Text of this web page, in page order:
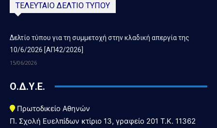
ΤΕΛΕΥΤΑΙΟ ΔΕΛΤΙΟ ΤΥΠΟΥ
Δελτίο τύπου για τη συμμετοχή στην κλαδική απεργία της
10/6/2026 [ΑΠ42/2026]
15/06/2026
Ο.Δ.Υ.Ε.
Πρωτοδικείο Αθηνών
Π. Σχολή Ευελπίδων κτίριο 13, γραφείο 201 T.K. 11362